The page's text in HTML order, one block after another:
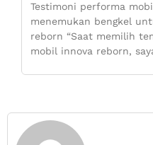
Testimoni performa
menemukan bengkel
reborn “Saat memilih
mobil innova reborn,